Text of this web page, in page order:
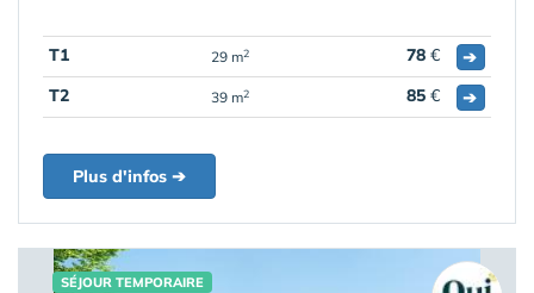
T1 29 m2 78 €
➔
T2
39 m2 85 € ➔
Plus d'infos ➔
SÉJOUR TEMPORAIRE